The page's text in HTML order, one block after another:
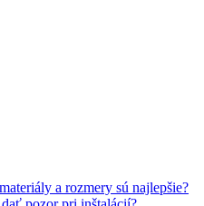
a rozmery sú najlepšie?